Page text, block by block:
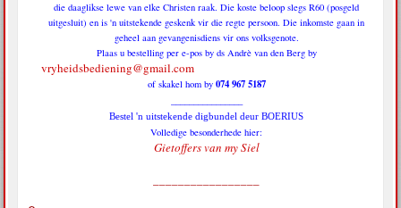
die daaglikse lewe van elke Christen raak. Die koste beloop slegs R60 (posgeld
uitgesluit) en is 'n uitstekende geskenk vir die regte persoon. Die inkomste gaan in
geheel aan gevangenisdiens vir ons volksgenote.
Plaas u bestelling per e-pos by ds Andrè van den Berg by
vryheidsbediening@gmail.com
of skakel hom by 074 967 5187
Bestel 'n uitstekende digbundel deur BOERIUS
Volledige besonderhede hier:
Gietoffers van my Siel